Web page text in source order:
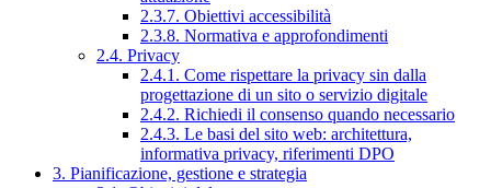
2.3.7. Obiettivi accessibilità
2.3.8. Normativa e approfondimenti
2.4. Privacy
2.4.1. Come rispettare la privacy sin dalla
progettazione di un sito o servizio digitale
2.4.2. Richiedi il consenso quando necessario
2.4.3. Le basi del sito web: architettura,
informativa privacy, riferimenti DPO
3. Pianificazione, gestione e strategia